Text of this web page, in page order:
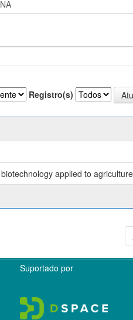
Registro(s)
applied to
Suportado por